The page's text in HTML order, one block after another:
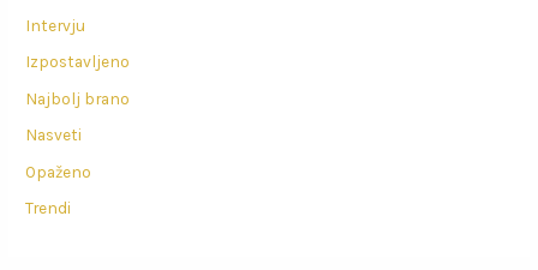
Intervju
Izpostavljeno
Najbolj brano
Nasveti
Opaženo
Trendi